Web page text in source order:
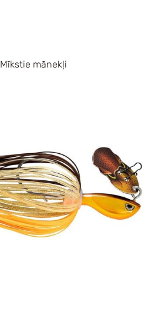
Mīkstie mānekļi